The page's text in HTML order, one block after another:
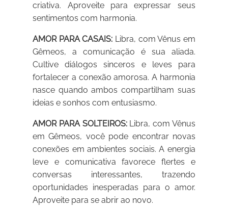
criativa. Aproveite para expressar seus
sentimentos com harmonia.
AMOR PARA CASAIS: Libra, com Vênus em
Gêmeos, a comunicação é sua aliada.
Cultive diálogos sinceros e leves para
fortalecer a conexão amorosa. A harmonia
nasce quando ambos compartilham suas
ideias e sonhos com entusiasmo.
AMOR PARA SOLTEIROS:Libra, com Vênus
em Gêmeos, você pode encontrar novas
conexões em ambientes sociais. A energia
leve e comunicativa favorece flertes e
conversas interessantes, trazendo
oportunidades inesperadas para o amor.
Aproveite para se abrir ao novo.